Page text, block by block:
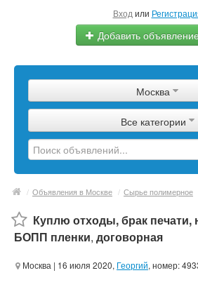
Вход или
Добавить объявление
Сырье
Изделия
Оборудование
Услуги
Еще
Москва
Все категории
/ Объявления в Москве / Сырье полимерное
Куплю отходы, брак печати,
БОПП пленки, договорная
Москва | 16 июля 2020, Георгий, номер: